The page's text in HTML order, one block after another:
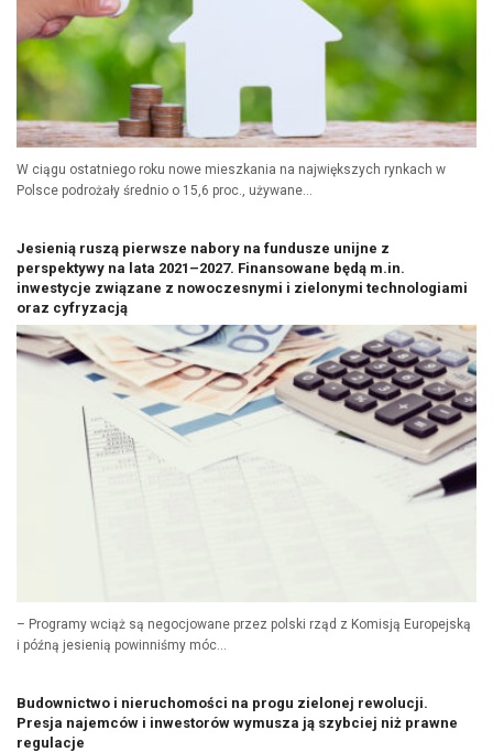
W ciągu ostatniego roku nowe mieszkania na największych rynkach w
Polsce podrożały średnio o 15,6 proc., używane...
Jesienią ruszą pierwsze nabory na fundusze unijne z
perspektywy na lata 2021–2027. Finansowane będą m.in.
inwestycje związane z nowoczesnymi i zielonymi technologiami
oraz cyfryzacją
– Programy wciąż są negocjowane przez polski rząd z Komisją Europejską
i późną jesienią powinniśmy móc...
Budownictwo i nieruchomości na progu zielonej rewolucji.
Presja najemców i inwestorów wymusza ją szybciej niż prawne
regulacje